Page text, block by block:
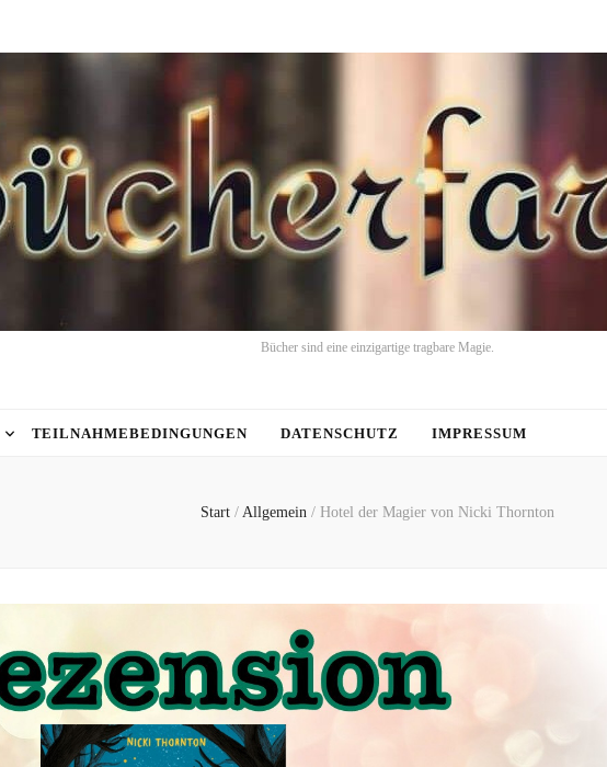
Bücher sind eine einzigartige tragbare Magie.
TEILNAHMEBEDINGUNGEN DATENSCHUTZ IMPRESSUM
Start / Allgemein / Hotel der Magier von Nicki Thornton